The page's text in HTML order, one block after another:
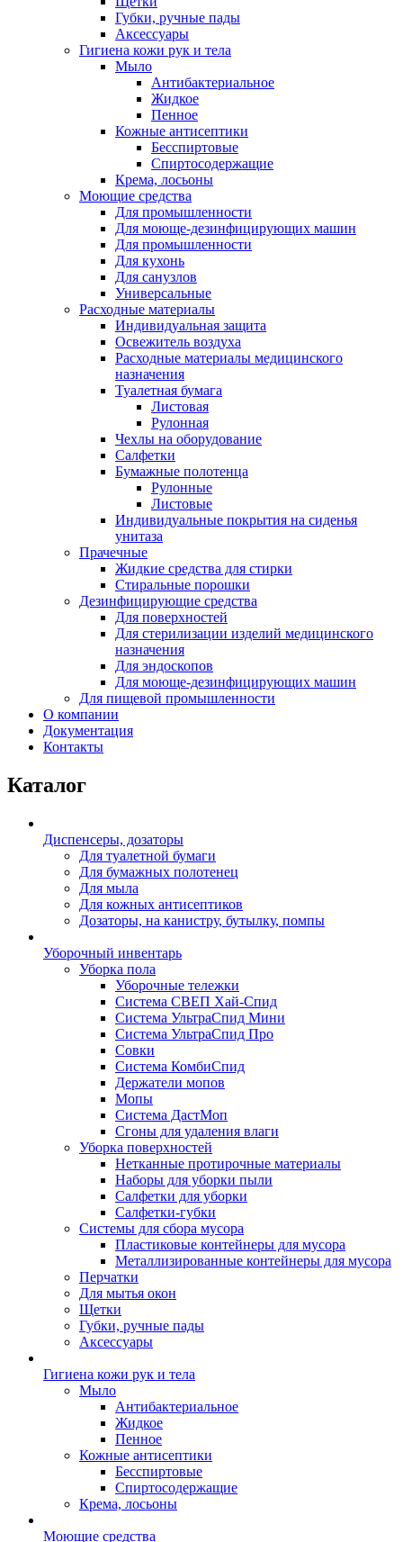
Губки, ручные пады
Аксессуары
Гигиена кожи рук и тела
Мыло
Антибактериальное
Жидкое
Пенное
Кожные антисептики
Бесспиртовые
Cпиртосодержащие
Крема, лосьоны
Моющие средства
Для промышленности
Для моюще-дезинфицирующих машин
Для промышленности
Для кухонь
Для санузлов
Универсальные
Расходные материалы
Индивидуальная защита
Освежитель воздуха
Расходные материалы медицинского
назначения
Туалетная бумага
Листовая
Рулонная
Чехлы на оборудование
Салфетки
Бумажные полотенца
Рулонные
Листовые
Индивидуальные покрытия на сиденья
унитаза
Прачечные
Жидкие средства для стирки
Стиральные порошки
Дезинфицирующие средства
Для поверхностей
Для стерилизации изделий медицинского
назначения
Для эндоскопов
Для моюще-дезинфицирующих машин
Для пищевой промышленности
О компании
Документация
Контакты
Каталог
Диспенсеры, дозаторы
Для туалетной бумаги
Для бумажных полотенец
Для мыла
Для кожных антисептиков
Дозаторы, на канистру, бутылку, помпы
Уборочный инвентарь
Уборка пола
Уборочные тележки
Система СВЕП Хай-Спид
Система УльтраСпид Мини
Система УльтраСпид Про
Совки
Система КомбиСпид
Держатели мопов
Мопы
Система ДастМоп
Сгоны для удаления влаги
Уборка поверхностей
Нетканные протирочные материалы
Наборы для уборки пыли
Салфетки для уборки
Салфетки-губки
Системы для сбора мусора
Пластиковые контейнеры для мусора
Металлизированные контейнеры для мусора
Перчатки
Для мытья окон
Щетки
Губки, ручные пады
Аксессуары
Гигиена кожи рук и тела
Мыло
Антибактериальное
Жидкое
Пенное
Кожные антисептики
Бесспиртовые
Cпиртосодержащие
Крема, лосьоны
Моющие средства